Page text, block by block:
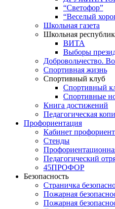
“Светофор”
“Веселый
Школьная газета
Школьная
ВИТА
Выборы
Добровольчество.
Спортивная жизнь
Спортивный клуб
Спортивный
Спортивные
Книга достижений
Педагогическая
Профориентация
Кабинет
Стенды
Педагогический
45ПРОФОР
Безопасность
Страничка
Пожарная
Пожарная